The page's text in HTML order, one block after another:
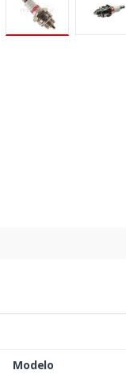
Modelo